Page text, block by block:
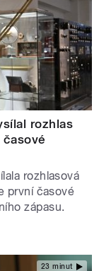
rozhlas
rozhlasová
první časové
zápasu.
23 minut